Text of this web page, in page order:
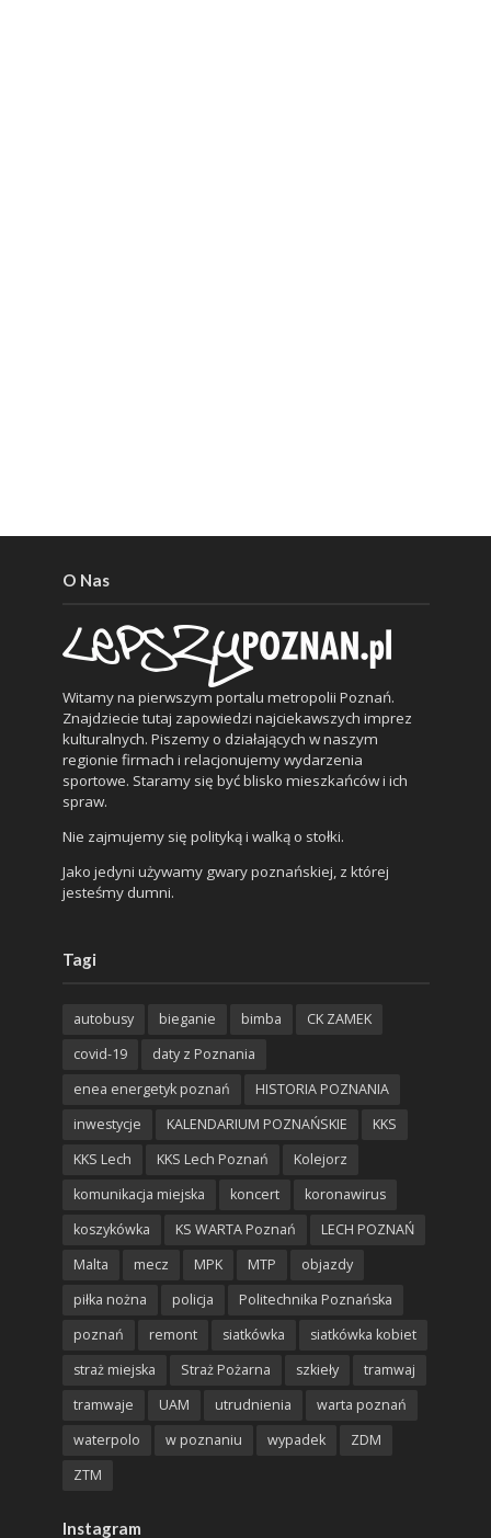
O Nas
Witamy na pierwszym portalu metropolii Poznań.
Znajdziecie tutaj zapowiedzi najciekawszych imprez
kulturalnych. Piszemy o działających w naszym
regionie firmach i relacjonujemy wydarzenia
sportowe. Staramy się być blisko mieszkańców i ich
spraw.
Nie zajmujemy się polityką i walką o stołki.
Jako jedyni używamy gwary poznańskiej, z której
jesteśmy dumni.
Tagi
autobusy bieganie bimba
CK ZAMEK
covid-19
daty z Poznania
enea energetyk poznań
HISTORIA POZNANIA
inwestycje
KALENDARIUM POZNAŃSKIE
KKS
KKS Lech
KKS Lech Poznań
Kolejorz
komunikacja miejska
koncert
koronawirus
koszykówka
KS WARTA Poznań
LECH POZNAŃ
Malta
mecz MPK MTP
objazdy
piłka nożna
policja
Politechnika Poznańska
poznań
remont siatkówka
siatkówka kobiet
straż miejska
Straż Pożarna szkieły
tramwaj
tramwaje
UAM utrudnienia
warta poznań
waterpolo
w poznaniu wypadek
ZDM
ZTM
Instagram